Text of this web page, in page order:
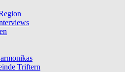
Triftern